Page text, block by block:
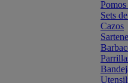
Sets
Cazos